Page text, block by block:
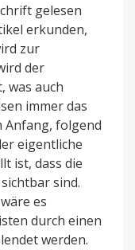
gelesen
erkunden,
zur
der
was auch
immer das
Anfang, folgend
eigentliche
ist, dass die
sind.
es
durch einen
werden.